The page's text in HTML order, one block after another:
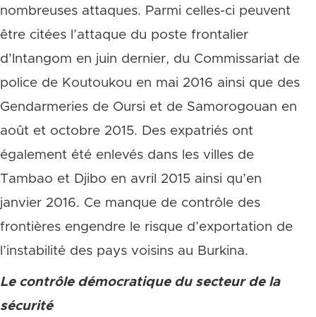
nombreuses attaques. Parmi celles-ci peuvent
être citées l’attaque du poste frontalier
d’Intangom en juin dernier, du Commissariat de
police de Koutoukou en mai 2016 ainsi que des
Gendarmeries de Oursi et de Samorogouan en
août et octobre 2015. Des expatriés ont
également été enlevés dans les villes de
Tambao et Djibo en avril 2015 ainsi qu’en
janvier 2016. Ce manque de contrôle des
frontières engendre le risque d’exportation de
l’instabilité des pays voisins au Burkina.
Le contrôle démocratique du secteur de la
sécurité